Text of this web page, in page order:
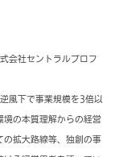
会社セントラルプロフ
風下で事業規模を3倍以
境の本質理解からの経営
の拡大路線等、独創の事